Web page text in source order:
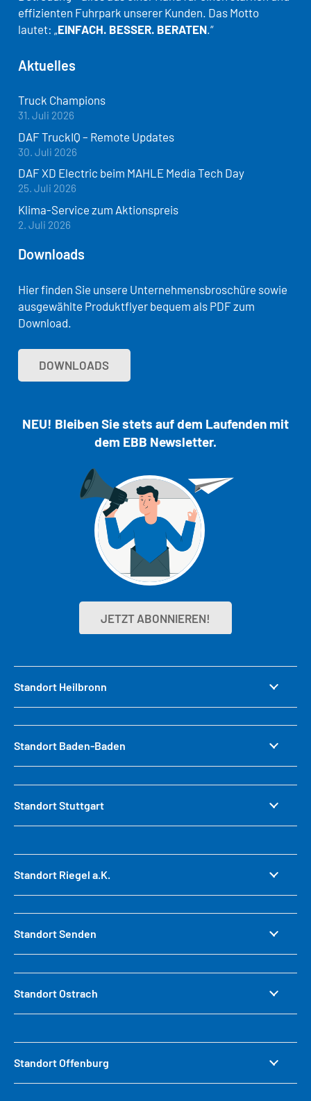
effizienten Fuhrpark unserer Kunden. Das Motto
lautet: „EINFACH. BESSER. BERATEN.“
Aktuelles
Truck Champions
31. Juli 2026
DAF TruckIQ – Remote Updates
30. Juli 2026
DAF XD Electric beim MAHLE Media Tech Day
25. Juli 2026
Klima-Service zum Aktionspreis
2. Juli 2026
Downloads
Hier finden Sie unsere Unternehmensbroschüre sowie
ausgewählte Produktflyer bequem als PDF zum
Download.
DOWNLOADS
NEU! Bleiben Sie stets auf dem Laufenden mit
dem EBB Newsletter.
JETZT ABONNIEREN!
Standort Heilbronn
Standort Baden-Baden
Standort Stuttgart
Standort Riegel a.K.
Standort Senden
Standort Ostrach
Standort Offenburg